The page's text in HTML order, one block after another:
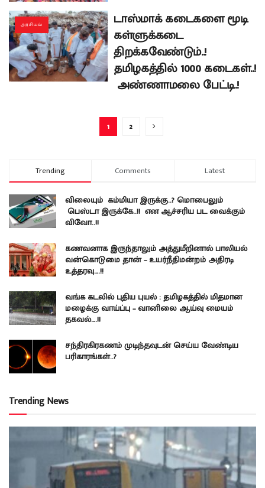
அரசியல்
டாஸ்மாக் கடைகளை மூடி
கள்ளுக்கடை
திறக்கவேண்டும்..!
தமிழகத்தில் 1000 கடைகள்..!
அண்ணாமலை பேட்டி..!
1 2
Trending Comments Latest
விலையும் கம்மியா இருக்கு..? மொபைலும்
பெஸ்டா இருக்கே..!! என ஆச்சரிய பட வைக்கும்
விவோ..!!
கணவனாக இருந்தாலும் அத்துமீறினால் பாலியல்
வன்கொடுமை தான் – உயர்நீதிமன்றம் அதிரடி
உத்தரவு….!!
வங்க கடலில் புதிய புயல் : தமிழகத்தில் மிதமான
மழைக்கு வாய்ப்பு – வானிலை ஆய்வு மையம்
தகவல்….!!
சந்திரகிரகணம் முடிந்தவுடன் செய்ய வேண்டிய
பரிகாரங்கள்..?
Trending News